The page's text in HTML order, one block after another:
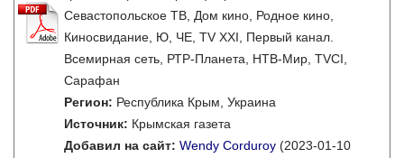
Севастопольское ТВ, Дом кино, Родное кино,
Киносвидание, Ю, ЧЕ, TV XXI, Первый канал.
Всемирная сеть, РТР-Планета, НТВ-Мир, TVCI,
Сарафан
Регион: Республика Крым, Украина
Источник: Крымская газета
Добавил на сайт: Wendy Corduroy (2023-01-10